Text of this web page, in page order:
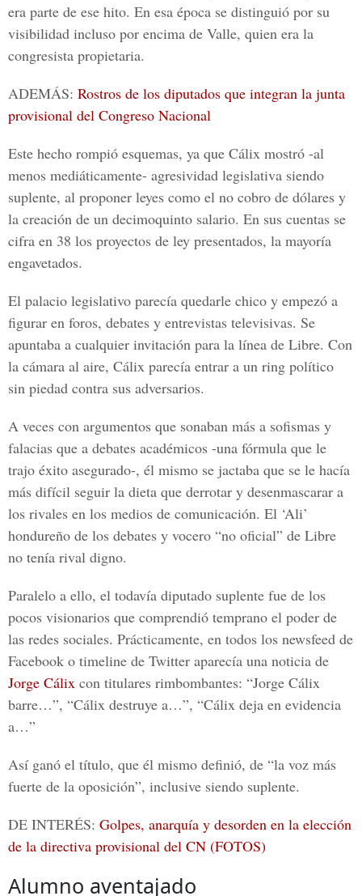
era parte de ese hito. En esa época se distinguió por su
visibilidad incluso por encima de Valle, quien era la
congresista propietaria.
ADEMÁS: Rostros de los diputados que integran la junta
provisional del Congreso Nacional
Este hecho rompió esquemas, ya que Cálix mostró -al
menos mediáticamente- agresividad legislativa siendo
suplente, al proponer leyes como el no cobro de dólares y
la creación de un decimoquinto salario. En sus cuentas se
cifra en 38 los proyectos de ley presentados, la mayoría
engavetados.
El palacio legislativo parecía quedarle chico y empezó a
figurar en foros, debates y entrevistas televisivas. Se
apuntaba a cualquier invitación para la línea de Libre. Con
la cámara al aire, Cálix parecía entrar a un ring político
sin piedad contra sus adversarios.
A veces con argumentos que sonaban más a sofismas y
falacias que a debates académicos -una fórmula que le
trajo éxito asegurado-, él mismo se jactaba que se le hacía
más difícil seguir la dieta que derrotar y desenmascarar a
los rivales en los medios de comunicación. El ‘Ali’
hondureño de los debates y vocero “no oficial” de Libre
no tenía rival digno.
Paralelo a ello, el todavía diputado suplente fue de los
pocos visionarios que comprendió temprano el poder de
las redes sociales. Prácticamente, en todos los newsfeed de
Facebook o timeline de Twitter aparecía una noticia de
Jorge Cálix con titulares rimbombantes: “Jorge Cálix
barre…”, “Cálix destruye a…”, “Cálix deja en evidencia
a…”
Así ganó el título, que él mismo definió, de “la voz más
fuerte de la oposición”, inclusive siendo suplente.
DE INTERÉS: Golpes, anarquía y desorden en la elección
de la directiva provisional del CN (FOTOS)
Alumno aventajado